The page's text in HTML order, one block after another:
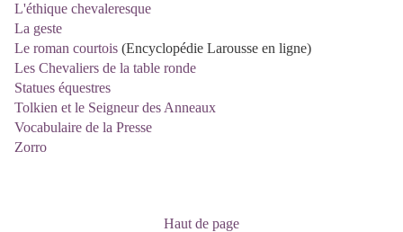
L'éthique chevaleresque
La geste
Le roman courtois (Encyclopédie Larousse en ligne)
Les Chevaliers de la table ronde
Statues équestres
Tolkien et le Seigneur des Anneaux
Vocabulaire de la Presse
Zorro
Haut de page